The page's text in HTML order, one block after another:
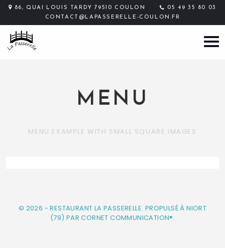
86, QUAI LOUIS TARDY 79510 COULON
05 49 35 80 03
CONTACT@LAPASSERELLE-COULON.FR
MENU
MENU EXAMPLE WITH SMALL SQUARE IMAGES
© 2026 - RESTAURANT LA PASSERELLE. PROPULSÉ À NIORT
(79) PAR CORNET COMMUNICATION®.